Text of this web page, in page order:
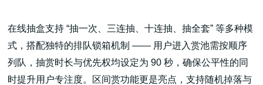
高端网站建设
广告大片形式做开发
在线抽盒支持 “抽一次、三连抽、十连抽、抽全套” 等多种模
式，搭配独特的排队锁箱机制 —— 用户进入赏池需按顺序
列队，抽赏时长与优先权均设定为 90 秒，确保公平性的同
时提升用户专注度。区间赏功能更是亮点，支持随机掉落与